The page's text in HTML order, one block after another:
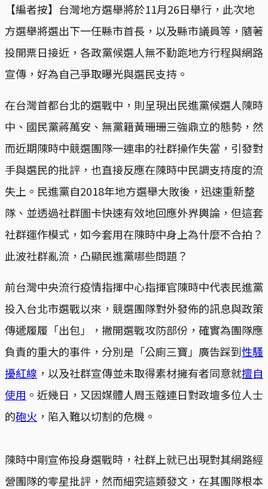
【編者按】台灣地方選舉將於11月26日舉行，此次地
方選舉將選出下一任縣市首長，以及縣市議員等，隨著
投開票日接近，各政黨候選人無不勤跑地方行程與網路
宣傳，好為自己爭取曝光與選民支持。
在台灣首都台北的選戰中，則呈現出民進黨候選人陳時
中、國民黨蔣萬安、無黨籍黃珊珊三強鼎立的態勢，然
而近期陳時中競選團隊一連串的社群操作失當，引發對
手與選民的批評，也直接反應在陳時中民調支持度的流
失上。民進黨自2018年地方選舉大敗後，迅速重新整
隊、並透過社群圖卡快速有效地回應外界輿論，但這套
社群運作模式，如今套用在陳時中身上為什麼不合拍？
此波社群亂流，凸顯民進黨哪些問題？
前台灣中央流行疫情指揮中心指揮官陳時中代表民進黨
投入台北市選戰以來，競選團隊對外發佈的訊息與政策
傳遞履履「出包」，撇開選戰攻防部份，確實為團隊應
負責的重大的事件，分別是「公廁三寶」廣告踩到性騷
擾紅線 ，以及社群宣傳並未取得素材擁有者同意就擅自
使用 。近幾日，又因媒體人周玉蔻連日對政壇多位人士
的砲火 ，陷入難以切割的危機。
陳時中剛宣佈投身選戰時，社群上就已出現對其網路經
營團隊的零星批評，然而細究這類發文，在其團隊根本